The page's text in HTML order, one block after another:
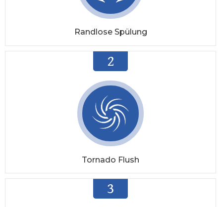
Randlose Spülung
2
Tornado Flush
3